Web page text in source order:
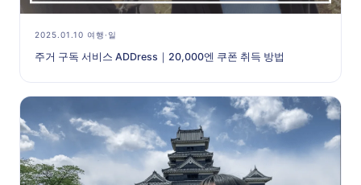
2025.01.10 여행·일
주거 구독 서비스 ADDress｜20,000엔 쿠폰 취득 방법